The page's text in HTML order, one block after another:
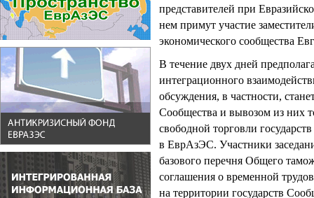
представителей при
нем примут участие
экономического сообщества
В течение двух дней
интеграционного
обсуждения, в частности,
Сообщества и вывозом из них
свободной торговли
в ЕврАзЭС. Участники
базового перечня Общего
соглашения о временной
на территории государств